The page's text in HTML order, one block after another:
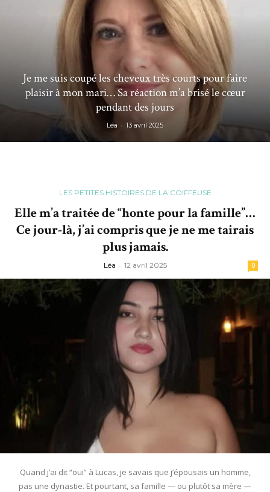
Je me suis coupé les cheveux très courts pour faire
plaisir à mon mari… Sa réaction m’a brisé le cœur
pendant des jours
Léa - 13 avril 2025
LES PETITES HISTOIRES DE LA COIFFEUSE
Elle m’a traitée de “honte pour la famille”…
Ce jour-là, j’ai compris que je ne me tairais
plus jamais.
Léa - 12 avril 2025 0
Quand j’ai dit “oui” à Lucas, je savais que j’épousais un homme,
pas une dynastie. Et pourtant, sa famille — ou plutôt sa mère —